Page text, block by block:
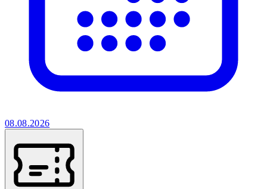
08.08.2026